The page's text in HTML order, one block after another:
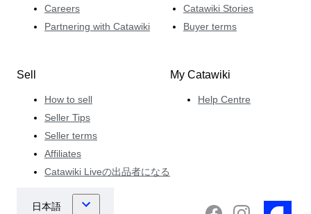
Careers
Partnering with Catawiki
Catawiki Stories
Buyer terms
Sell
How to sell
Seller Tips
Seller terms
Affiliates
Catawiki Liveの出品者になる
My Catawiki
Help Centre